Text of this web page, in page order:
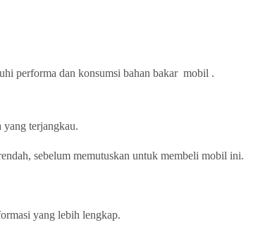
performa dan konsumsi bahan bakar mobil .
terjangkau.
sebelum memutuskan untuk membeli mobil ini.
yang lebih lengkap.